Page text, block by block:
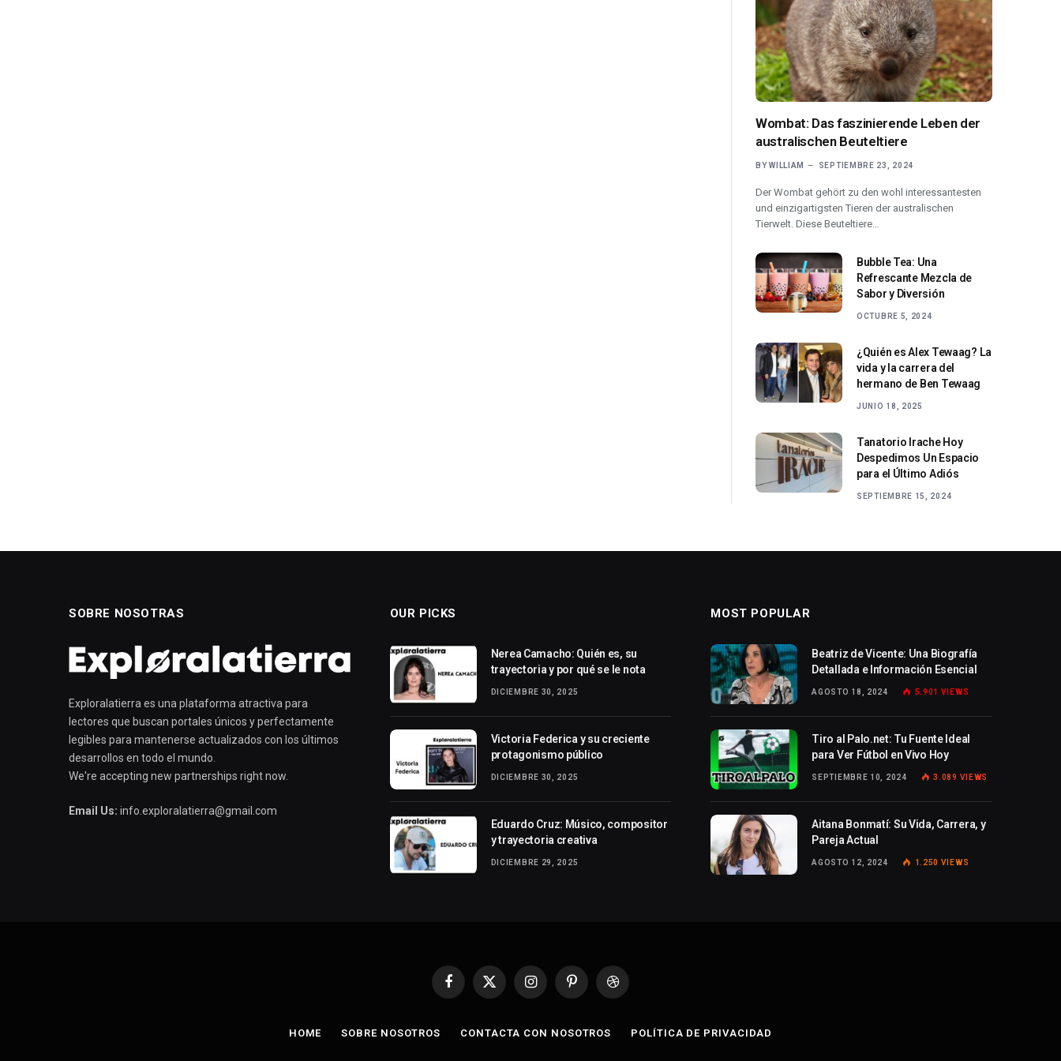
Wombat: Das faszinierende Leben der
australischen Beuteltiere
BY WILLIAM SEPTIEMBRE 23, 2024
Der Wombat gehört zu den wohl interessantesten
und einzigartigsten Tieren der australischen
Tierwelt. Diese Beuteltiere…
Bubble Tea: Una
Refrescante Mezcla de
Sabor y Diversión
OCTUBRE 5, 2024
¿Quién es Alex Tewaag? La
vida y la carrera del
hermano de Ben Tewaag
JUNIO 18, 2025
Tanatorio Irache Hoy
Despedimos Un Espacio
para el Último Adiós
SEPTIEMBRE 15, 2024
SOBRE NOSOTRAS
Exploralatierra es una plataforma atractiva para
lectores que buscan portales únicos y perfectamente
legibles para mantenerse actualizados con los últimos
desarrollos en todo el mundo.
We're accepting new partnerships right now.
Email Us: info.exploralatierra@gmail.com
OUR PICKS
Nerea Camacho: Quién es, su
trayectoria y por qué se le nota
DICIEMBRE 30, 2025
Victoria Federica y su creciente
protagonismo público
DICIEMBRE 30, 2025
Eduardo Cruz: Músico, compositor
y trayectoria creativa
DICIEMBRE 29, 2025
MOST POPULAR
Beatriz de Vicente: Una Biografía
Detallada e Información Esencial
AGOSTO 18, 2024 5.901 VIEWS
Tiro al Palo.net: Tu Fuente Ideal
para Ver Fútbol en Vivo Hoy
SEPTIEMBRE 10, 2024 3.089 VIEWS
Aitana Bonmatí: Su Vida, Carrera, y
Pareja Actual
AGOSTO 12, 2024 1.250 VIEWS
Facebook
X
InstagramPinterestDribbble
HOME SOBRE NOSOTROS CONTACTA CON NOSOTROS POLÍTICA DE PRIVACIDAD